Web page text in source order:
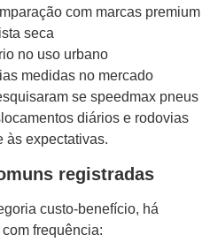
com marcas premium
seca
no uso urbano
medidas no mercado
se speedmax pneus
diários e rodovias
às expectativas.
registradas
custo-benefício, há
frequência: